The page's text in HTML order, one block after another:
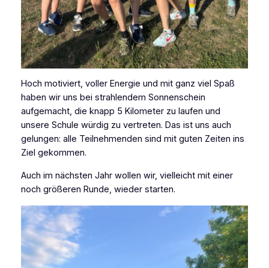
Hoch motiviert, voller Energie und mit ganz viel Spaß
haben wir uns bei strahlendem Sonnenschein
aufgemacht, die knapp 5 Kilometer zu laufen und
unsere Schule würdig zu vertreten. Das ist uns auch
gelungen: alle Teilnehmenden sind mit guten Zeiten ins
Ziel gekommen.
Auch im nächsten Jahr wollen wir, vielleicht mit einer
noch größeren Runde, wieder starten.